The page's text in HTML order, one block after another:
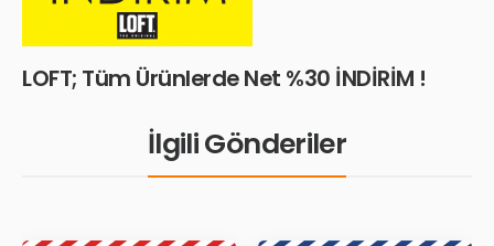
LOFT; Tüm Ürünlerde Net %30 İNDİRİM !
İlgili Gönderiler